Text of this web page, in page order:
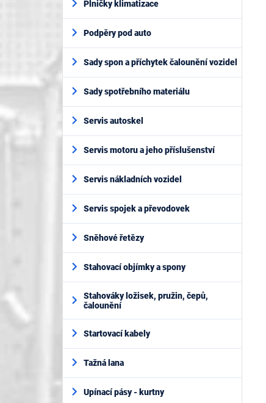
Plničky klimatizace
Podpěry pod auto
Sady spon a příchytek čalounění vozidel
Sady spotřebního materiálu
Servis autoskel
Servis motoru a jeho příslušenství
Servis nákladních vozidel
Servis spojek a převodovek
Sněhové řetězy
Stahovací objímky a spony
Stahováky ložisek, pružin, čepů,
čalounění
Startovací kabely
Tažná lana
Upínací pásy - kurtny